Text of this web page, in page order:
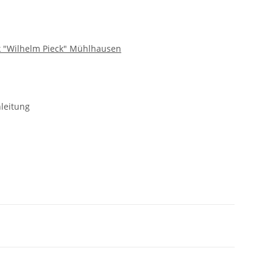
"Wilhelm Pieck" Mühlhausen